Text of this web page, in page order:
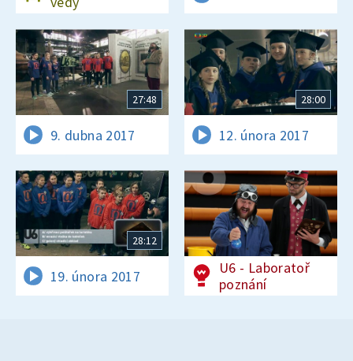
27:48
9. dubna 2017
28:00
12. února 2017
28:12
19. února 2017
U6 - Laboratoř
poznání